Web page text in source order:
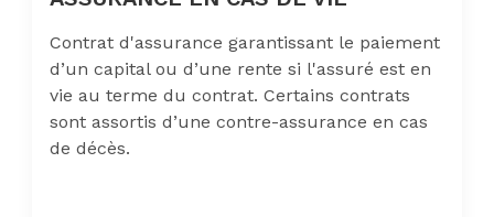
Contrat d'assurance garantissant le paiement
d’un capital ou d’une rente si l'assuré est en
vie au terme du contrat. Certains contrats
sont assortis d’une contre-assurance en cas
de décès.